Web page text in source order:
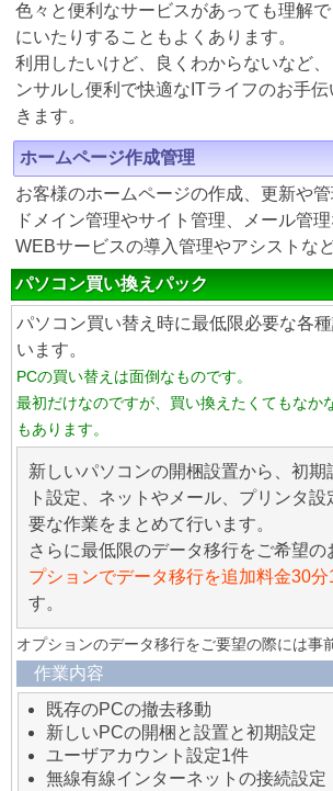
色々と便利なサービスがあっても理解
にいたりすることもよくあります。
利用したいけど、良くわからないなど
ンサルし便利で快適なITライフのお手
きます。
ホームページ作成管理
お客様のホームページの作成、更新や管
ドメイン管理やサイト管理、メール管
WEBサービスの導入管理やアシストな
パソコン買い換えパック
パソコン買い替え時に最低限必要な各
います。
PCの買い替えは面倒なものです。
最初だけなのですが、買い換えたくてもなか
もあります。
新しいパソコンの開梱設置から、初期
ト設定、ネットやメール、プリンタ
要な作業をまとめて行います。
さらに最低限のデータ移行をご希望の
プションでデータ移行を追加料金30
す。
オプションのデータ移行をご要望の際には事
作業内容
既存のPCの撤去移動
新しいPCの開梱と設置と初期設定
ユーザアカウント設定1件
無線有線インターネットの接続設定